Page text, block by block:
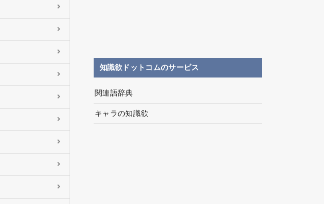
知識欲ドットコムのサービス
関連語辞典
キャラの知識欲